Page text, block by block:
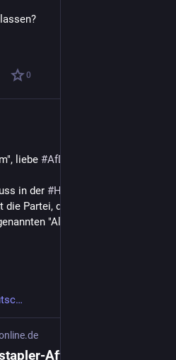
0
liebe #AfD
in der #Hochstapler
Partei, dass ihre Erzählung,
"Altparteien", nicht